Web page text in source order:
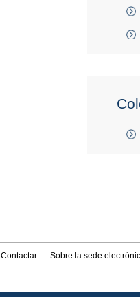
Contactar Sobre la sede